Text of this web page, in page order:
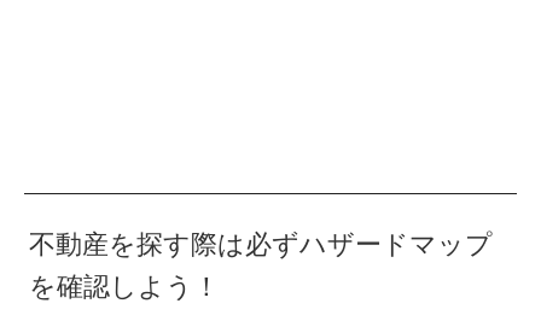
不動産を探す際は必ずハザードマップ
を確認しよう！